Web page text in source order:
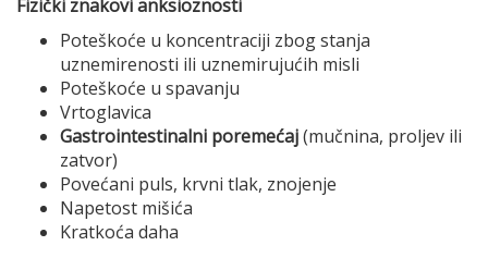
Fizički znakovi anksioznosti
Poteškoće u koncentraciji zbog stanja
uznemirenosti ili uznemirujućih misli
Poteškoće u spavanju
Vrtoglavica
Gastrointestinalni poremećaj(mučnina, proljev ili
zatvor)
Povećani puls, krvni tlak, znojenje
Napetost mišića
Kratkoća daha